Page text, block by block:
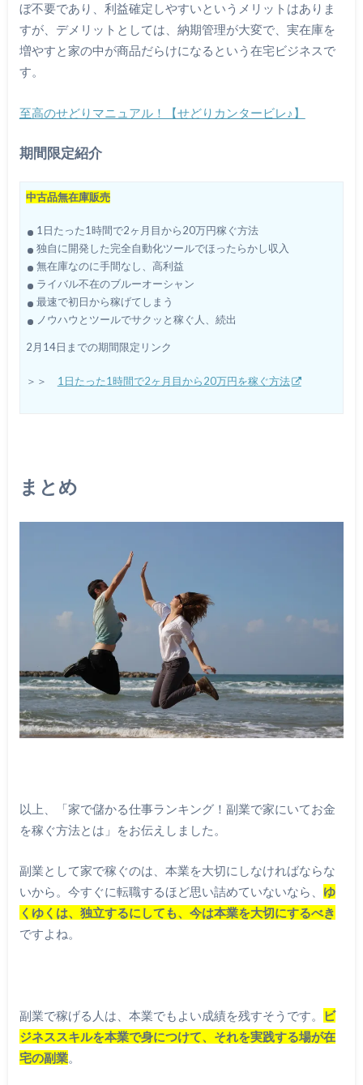
ぼ不要であり、利益確定しやすいというメリットはありま
すが、デメリットとしては、納期管理が大変で、実在庫を
増やすと家の中が商品だらけになるという在宅ビジネスで
す。
至高のせどりマニュアル！【せどりカンタービレ♪】
期間限定紹介
中古品無在庫販売
1日たった1時間で2ヶ月目から20万円稼ぐ方法
独自に開発した完全自動化ツールでほったらかし収入
無在庫なのに手間なし、高利益
ライバル不在のブルーオーシャン
最速で初日から稼げてしまう
ノウハウとツールでサクッと稼ぐ人、続出
2月14日までの期間限定リンク
＞＞ 1日たった1時間で2ヶ月目から20万円を稼ぐ方法
まとめ
以上、「家で儲かる仕事ランキング！副業で家にいてお金
を稼ぐ方法とは」をお伝えしました。
副業として家で稼ぐのは、本業を大切にしなければならな
いから。今すぐに転職するほど思い詰めていないなら、 ゆ
くゆくは、独立するにしても、今は本業を大切にするべき
ですよね。
副業で稼げる人は、本業でもよい成績を残すそうです。
ビ
ジネススキルを本業で身につけて、それを実践する場が在
宅の副業。